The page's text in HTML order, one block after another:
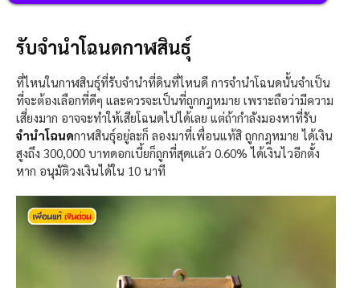
รับจำนำโฉนดกาฬสินธุ์
ที่ไหนในกาฬสินธุ์ที่รับจำนำที่ดินที่ไหนดี การจำนำโฉนดนั้นจำเป็น
ที่จะต้องเลือกที่ดีๆ และควรจะเป็นที่ถูกกฎหมาย เพราะถือว่ามีความ
เสี่ยงมาก อาจจะทำให้เสียโฉนดไปได้เลย แต่ถ้ากำลังมองหาที่รับ
จำนำโฉนดกาฬสินธุ์อยู่ละก็ ลองมาที่เพื่อนแท้สิ ถูกกฎหมาย ได้เงิน
สูงถึง 300,000 บาทดอกเบี้ยก็ถูกที่สุดเเล้ว 0.60% ได้เงินไวอีกตั้ง
หาก อนุมัติวงเงินได้ใน 10 นาที